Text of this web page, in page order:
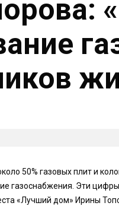
50% газовых плит и
газоснабжения. Эти
«Лучший дом» Ирины